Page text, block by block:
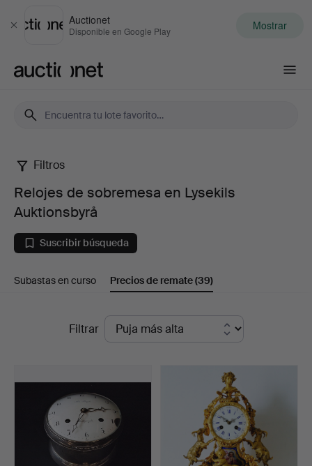
Cerrar
Auctionet
Disponible en Google Play Mostrar
Relojes
de
sobremesa
en
Auktionsbyrå
Filtros
Relojes de sobremesa en Lysekils
Auktionsbyrå
Suscribir búsqueda
Subastas en curso Precios de remate(39)
Filtrar